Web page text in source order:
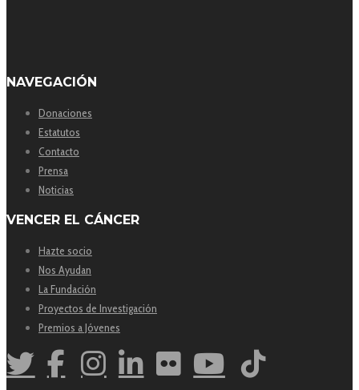
NAVEGACIÓN
Donaciones
Estatutos
Contacto
Prensa
Noticias
VENCER EL CÁNCER
Hazte socio
Nos Ayudan
La Fundación
Proyectos de Investigación
Premios a Jóvenes